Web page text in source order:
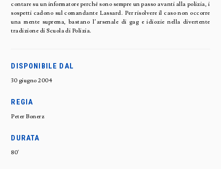
contare su un informatore perché sono sempre un passo avanti alla polizia, i
sospetti cadono sul comandante Lassard. Per risolvere il caso non occorre
una mente suprema, bastano l’arsenale di gag e idiozie nella divertente
tradizione di Scuola di Polizia.
DISPONIBILE DAL
30 giugno 2004
REGIA
Peter Bonerz
DURATA
80'